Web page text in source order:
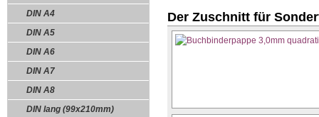
DIN A4
DIN A5
DIN A6
DIN A7
DIN A8
DIN lang (99x210mm)
Der Zuschnitt für